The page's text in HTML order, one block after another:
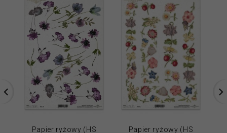
Papier ryżowy (HS
Papier ryżowy (HS